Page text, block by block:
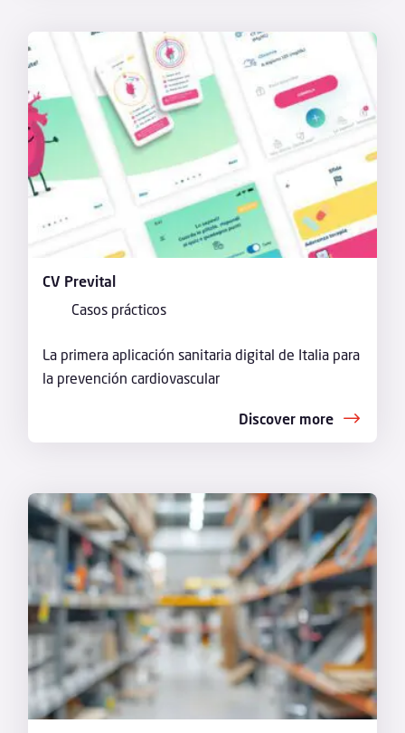
CV Prevital
Casos prácticos
La primera aplicación sanitaria digital de Italia para
la prevención cardiovascular
Discover more